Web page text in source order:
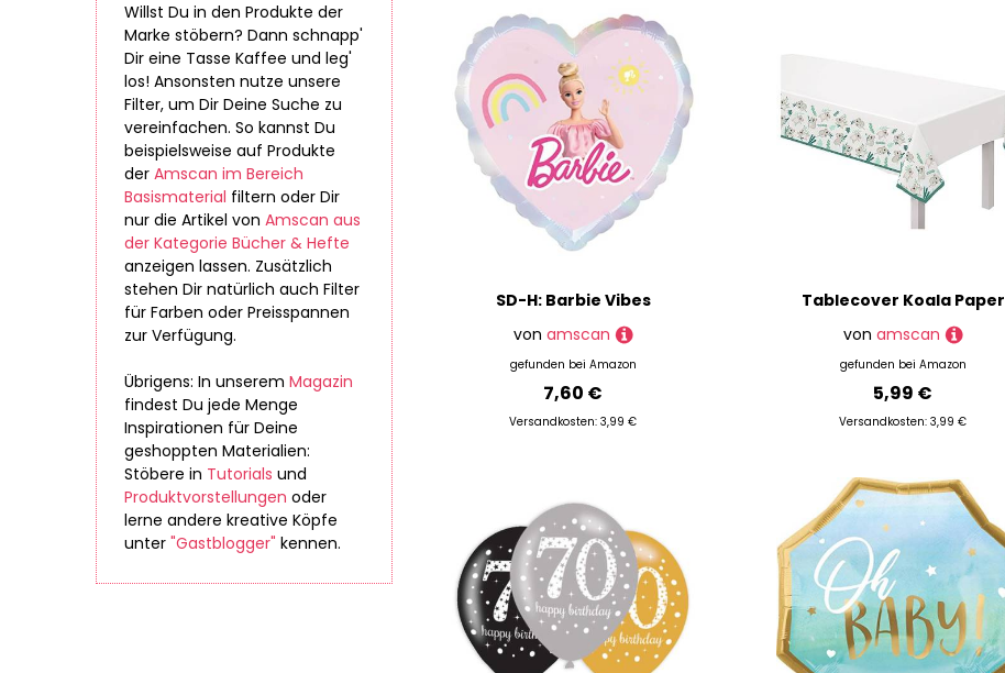
Willst Du in den Produkte der
Marke stöbern? Dann schnapp'
Dir eine Tasse Kaffee und leg'
los! Ansonsten nutze unsere
Filter, um Dir Deine Suche zu
vereinfachen. So kannst Du
beispielsweise auf Produkte
der Amscan im Bereich
Basismaterial filtern oder Dir
nur die Artikel von Amscan aus
der Kategorie Bücher & Hefte
anzeigen lassen. Zusätzlich
stehen Dir natürlich auch Filter
für Farben oder Preisspannen
zur Verfügung.
Übrigens: In unserem Magazin
findest Du jede Menge
Inspirationen für Deine
geshoppten Materialien:
Stöbere in Tutorials und
Produktvorstellungen oder
lerne andere kreative Köpfe
unter "Gastblogger" kennen.
SD-H: Barbie Vibes
von amscan
gefunden bei Amazon
7,60 €
Versandkosten: 3,99 €
Tablecover Koala Paper
von amscan
gefunden bei Amazon
5,99 €
Versandkosten: 3,99 €